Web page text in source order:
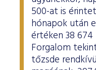
500-at is
hónapok után
értéken 38
Forgalom
tőzsde